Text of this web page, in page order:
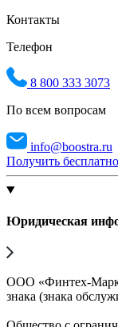
Контакты
Телефон
8 800 333 3073
По всем вопросам
info@boostra.ru
Получить бесплатно
Юридическая
ООО «Финтех-
знака (знака